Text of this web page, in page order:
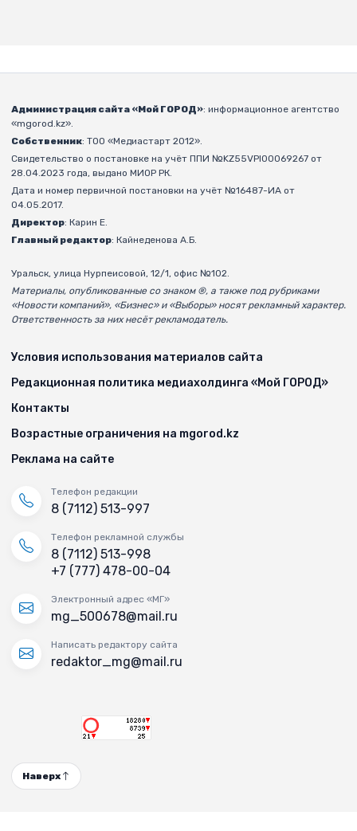
Администрация сайта «Мой ГОРОД»: информационное агентство
«mgorod.kz».
Собственник: ТОО «Медиастарт 2012».
Свидетельство о постановке на учёт ППИ №KZ55VPI00069267 от
28.04.2023 года, выдано МИОР РК.
Дата и номер первичной постановки на учёт №16487-ИА от
04.05.2017.
Директор: Карин Е.
Главный редактор: Кайнеденова А.Б.
Уральск, улица Нурпеисовой, 12/1, офис №102.
Материалы, опубликованные со знаком ®, а также под рубриками
«Новости компаний», «Бизнес» и «Выборы» носят рекламный характер.
Ответственность за них несёт рекламодатель.
Условия использования материалов сайта
Редакционная политика медиахолдинга «Мой ГОРОД»
Контакты
Возрастные ограничения на mgorod.kz
Реклама на сайте
Телефон редакции
8 (7112) 513-997
Телефон рекламной службы
8 (7112) 513-998
+7 (777) 478-00-04
Электронный адрес «МГ»
mg_500678@mail.ru
Написать редактору сайта
redaktor_mg@mail.ru
Наверх